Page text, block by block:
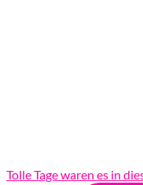
Tolle Tage waren es in